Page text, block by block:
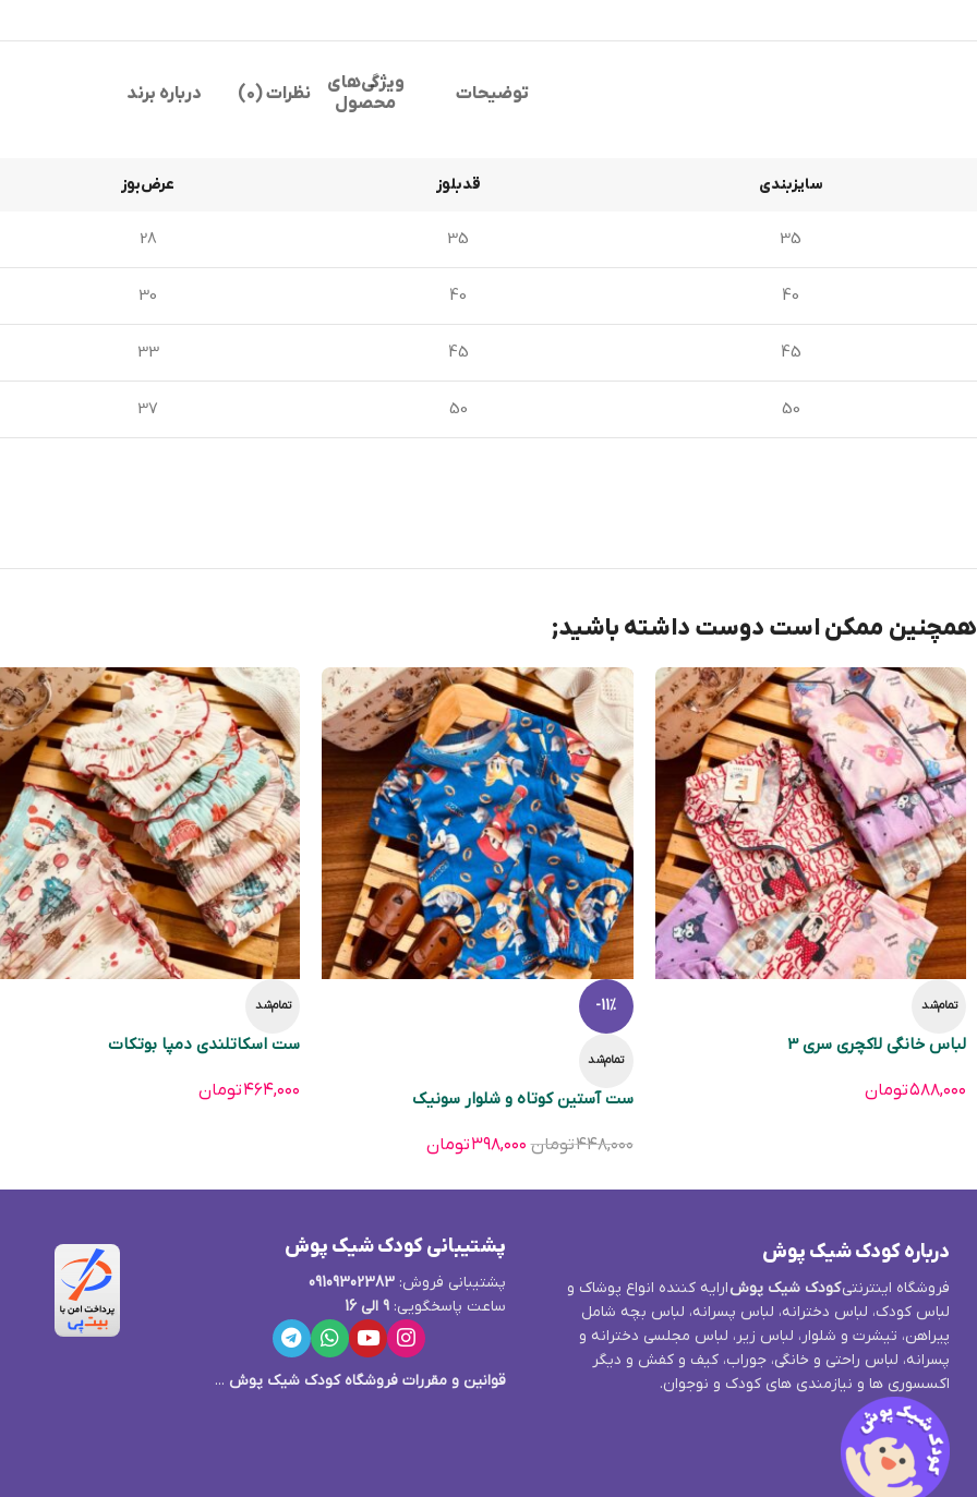
توضیحات
ویژگی‌های
محصول
نظرات (0) درباره برند
سایزبندی قدبلوز عرض‌بوز
35
35
28
40
40
30
45
45
33
50
50
37
همچنین ممکن است دوست داشته باشید;
تمام‌شد
لباس خانگی لاکچری سری 3
۵۸۸,۰۰۰تومان
-11%
تمام‌شد
ست آستین کوتاه و شلوار سونیک
۴۴۸,۰۰۰تومان ۳۹۸,۰۰۰تومان
تمام‌شد
ست اسکاتلندی دمپا بوتکات
۴۶۴,۰۰۰تومان
درباره کودک شیک پوش
فروشگاه اینترنتیکودک شیک پوشارایه کننده انواع پوشاک و
لباس کودک، لباس دخترانه، لباس پسرانه، لباس بچه شامل
پیراهن، تیشرت و شلوار، لباس زیر، لباس مجلسی دخترانه و
پسرانه، لباس راحتی و خانگی، جوراب، کیف و کفش و دیگر
اکسسوری ها و نیازمندی های کودک و نوجوان.
پشتیبانی کودک شیک پوش
پشتیبانی فروش:09109302383
ساعت پاسخگویی:9 الی 16
قوانین و مقررات فروشگاه کودک شیک پوش ...